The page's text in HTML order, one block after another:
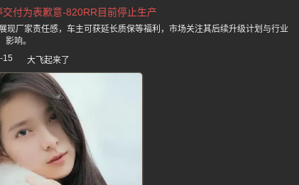
付为表歉意-820RR目前停止生产
厂家责任感，车主可获延长质保等福利，市场关注其后续升级计划与行业
影响。
15
大飞起来了